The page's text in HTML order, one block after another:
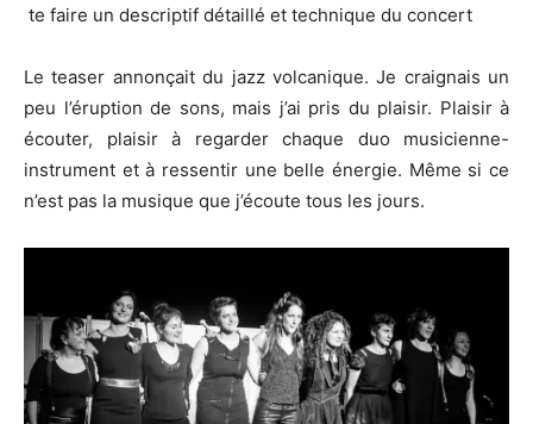
te faire un descriptif détaillé et technique du concert
Le teaser annonçait du jazz volcanique. Je craignais un
peu l’éruption de sons, mais j’ai pris du plaisir. Plaisir à
écouter, plaisir à regarder chaque duo musicienne-
instrument et à ressentir une belle énergie. Même si ce
n’est pas la musique que j’écoute tous les jours.